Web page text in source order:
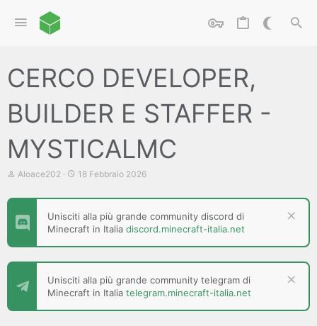
CERCO DEVELOPER,
BUILDER E STAFFER -
MYSTICALMC
C
e
t
o
D
s
u
Aloace202
D
t
d
i
i
z
i
o
18 Febbraio 2026
Unisciti alla più grande community discord di
Minecraft in Italia discord.minecraft-italia.net
Unisciti alla più grande community telegram di
Minecraft in Italia telegram.minecraft-italia.net